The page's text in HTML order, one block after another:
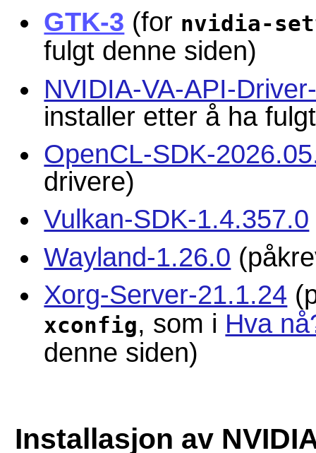
GTK-3 (for nvidia-
fulgt denne siden)
NVIDIA-VA-API-
installer etter å ha
OpenCL-SDK-
drivere)
Vulkan-SDK-1.4.357.0
Wayland-1.26.0
Xorg-Server-21.1.24
xconfig, som i Hva
denne siden)
Installasjon av